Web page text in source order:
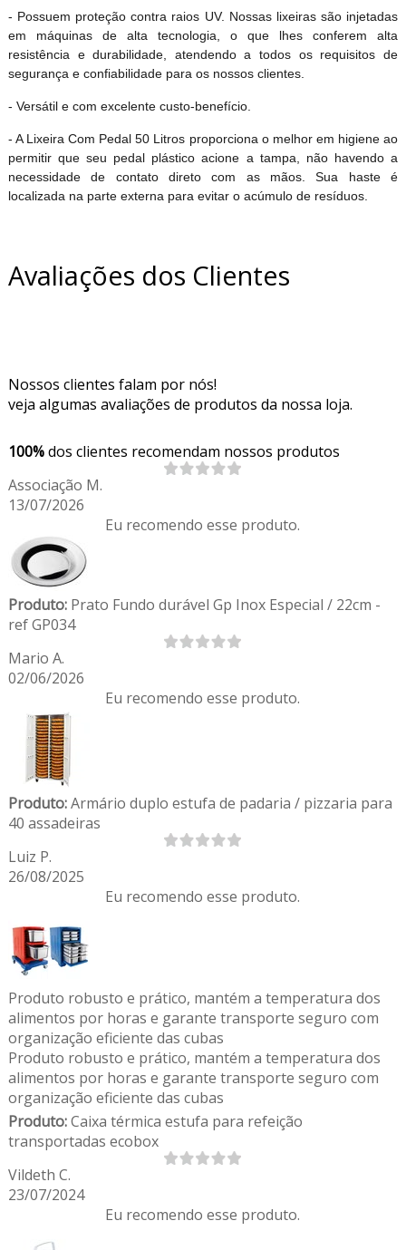
- Possuem proteção contra raios UV. Nossas lixeiras são injetadas
em máquinas de alta tecnologia, o que lhes conferem alta
resistência e durabilidade, atendendo a todos os requisitos de
segurança e confiabilidade para os nossos clientes.
- Versátil e com excelente custo-benefício.
- A Lixeira Com Pedal 50 Litros proporciona o melhor em higiene ao
permitir que seu pedal plástico acione a tampa, não havendo a
necessidade de contato direto com as mãos. Sua haste é
localizada na parte externa para evitar o acúmulo de resíduos.
Avaliações dos Clientes
Nossos clientes falam por nós!
veja algumas avaliações de produtos da nossa loja.
100%dos clientes recomendam nossos produtos
Associação M.
13/07/2026
Eu recomendo esse produto.
Produto:Prato Fundo durável Gp Inox Especial / 22cm -
ref GP034
Mario A.
02/06/2026
Eu recomendo esse produto.
Produto:Armário duplo estufa de padaria / pizzaria para
40 assadeiras
Luiz P.
26/08/2025
Eu recomendo esse produto.
Produto robusto e prático, mantém a temperatura dos
alimentos por horas e garante transporte seguro com
organização eficiente das cubas
Produto robusto e prático, mantém a temperatura dos
alimentos por horas e garante transporte seguro com
organização eficiente das cubas
Produto:Caixa térmica estufa para refeição
transportadas ecobox
Vildeth C.
23/07/2024
Eu recomendo esse produto.